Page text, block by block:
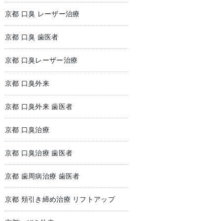
京都 口臭 レーザー治療
京都 口臭 歯医者
京都 口臭レーザー治療
京都 口臭外来
京都 口臭外来 歯医者
京都 口臭治療
京都 口臭治療 歯医者
京都 歯周病治療 歯医者
京都 頬引き締め治療 リフトアップ